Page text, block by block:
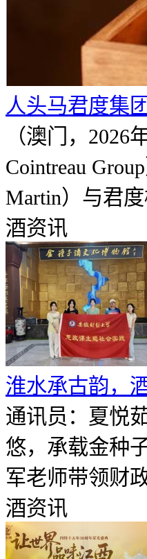
人头马君度集
（澳门，
Cointreau
Martin）与君
酒资讯
淮水承古韵，
通讯员：夏悦
悠，承载金种
军老师带领财
酒资讯